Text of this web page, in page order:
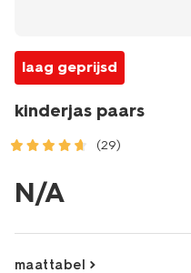
laag geprijsd
kinderjas paars
(29)
jassen/kinderjas-
-
30825359PURPLE.html
N/A
maattabel